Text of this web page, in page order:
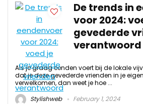
De trends in
voor 2024:
gevederde
verantwoord
Als je graag eenden voert bij de lokale
dat je deze gevederde vrienden in je
verwelkomen, dan weet je hoe ...
Stylishweb
February 1, 2024